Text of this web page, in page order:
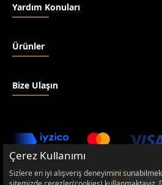
Yardım Konuları
Ürünler
Bize Ulaşın
Çerez Kullanımı
Sizlere en iyi alışveriş deneyimini sunabilmek